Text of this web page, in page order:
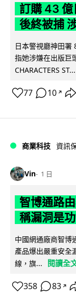
訂購 43 億
後終被捕
日本警視廳神田署
指她涉嫌在出版巨
CHARACTERS ST...
77 10 ↗
商業科技 資訊
Vin 1 日
智博通路
稱漏洞是
中國網通廠商智
產品爆出嚴重安全
線，旗...
閱讀全
358 83 ↗